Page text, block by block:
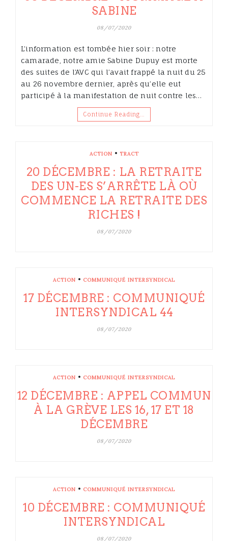
SABINE
08/07/2020
L’information est tombée hier soir : notre
camarade, notre amie Sabine Dupuy est morte
des suites de l’AVC qui l’avait frappé la nuit du 25
au 26 novembre dernier, après qu’elle eut
participé à la manifestation de nuit contre les…
Continue Reading…
ACTION • TRACT
20 DÉCEMBRE : LA RETRAITE
DES UN-ES S’ARRÊTE LÀ OÙ
COMMENCE LA RETRAITE DES
RICHES !
08/07/2020
ACTION • COMMUNIQUÉ INTERSYNDICAL
17 DÉCEMBRE : COMMUNIQUÉ
INTERSYNDICAL 44
08/07/2020
ACTION • COMMUNIQUÉ INTERSYNDICAL
12 DÉCEMBRE : APPEL COMMUN
À LA GRÈVE LES 16, 17 ET 18
DÉCEMBRE
08/07/2020
ACTION • COMMUNIQUÉ INTERSYNDICAL
10 DÉCEMBRE : COMMUNIQUÉ
INTERSYNDICAL
08/07/2020